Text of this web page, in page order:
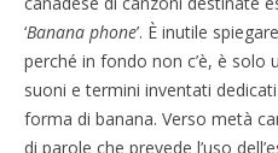
‘Banana phone’. È inutile
perché in fondo non c’è, è solo
suoni e termini inventati
forma di banana. Verso metà
di parole che prevede l’uso